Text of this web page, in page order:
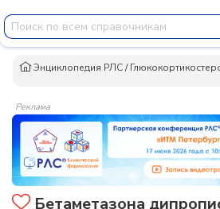
Энциклопедия РЛС/
Реклама
Бетаметазона